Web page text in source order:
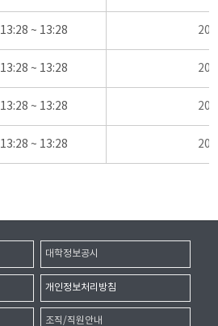
13:28 ~ 13:28
13:28 ~ 13:28
13:28 ~ 13:28
13:28 ~ 13:28
대학정보공시
개인정보처리방침
조직/직원안내